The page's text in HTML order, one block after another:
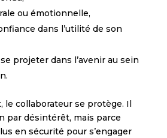
ou émotionnelle,
dans l’utilité de son
projeter dans l’avenir au sein
le collaborateur se protège. Il
par désintérêt, mais parce
en sécurité pour s’engager